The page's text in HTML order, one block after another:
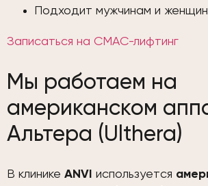
Подходит мужчинам и
Записаться на СМАС-лифтинг
Мы работаем на
американском
Альтера (Ulthera)
В клинике ANVI используется